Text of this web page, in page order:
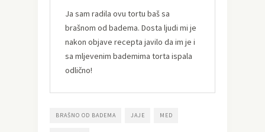
Ja sam radila ovu tortu baš sa
brašnom od badema. Dosta ljudi mi je
nakon objave recepta javilo da im je i
sa mljevenim bademima torta ispala
odlično!
BRAŠNO OD BADEMA JAJE MED